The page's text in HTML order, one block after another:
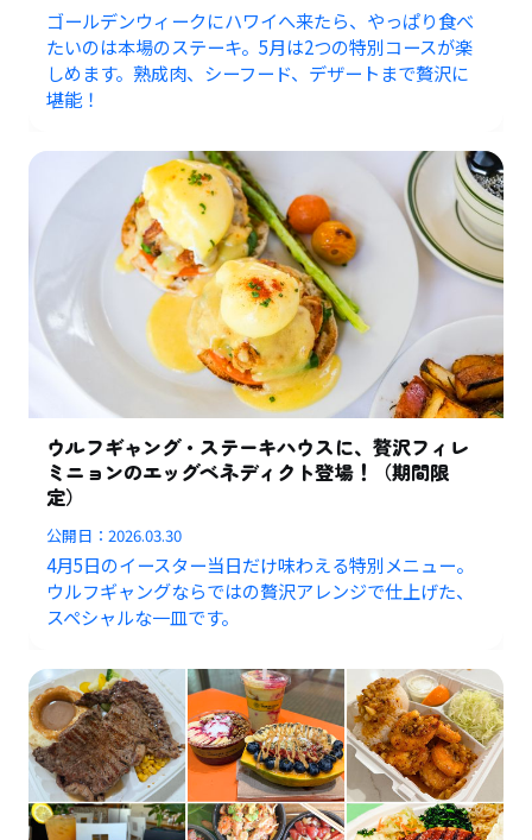
ゴールデンウィークにハワイへ来たら、やっぱり食べ
たいのは本場のステーキ。5月は2つの特別コースが楽
しめます。熟成肉、シーフード、デザートまで贅沢に
堪能！
ウルフギャング・ステーキハウスに、贅沢フィレ
ミニョンのエッグベネディクト登場！（期間限
定）
公開日：2026.03.30
4月5日のイースター当日だけ味わえる特別メニュー。
ウルフギャングならではの贅沢アレンジで仕上げた、
スペシャルな一皿です。